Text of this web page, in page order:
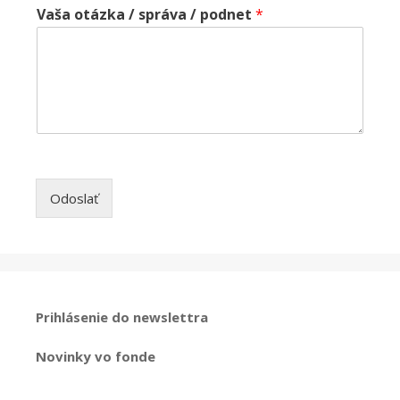
Vaša otázka / správa / podnet *
Odoslať
Prihlásenie do newslettra
Novinky vo fonde